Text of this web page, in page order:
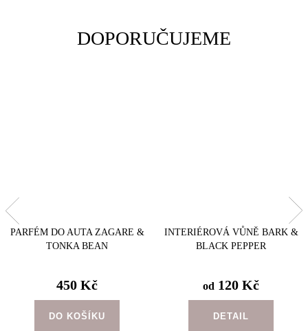
DOPORUČUJEME
PARFÉM DO AUTA ZAGARE &
TONKA BEAN
450 Kč
DO KOŠÍKU
INTERIÉROVÁ VŮNĚ BARK &
BLACK PEPPER
od 120 Kč
DETAIL